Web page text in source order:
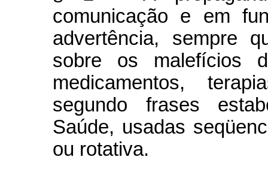
comunicação e em
advertência, sempre
sobre os malefícios
medicamentos,
segundo frases
Saúde, usadas
ou rotativa.